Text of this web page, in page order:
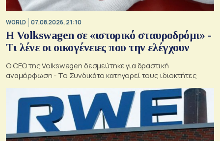
WORLD 07.08.2026, 21:10
Η Volkswagen σε «ιστορικό σταυροδρόμι» -
Τι λένε οι οικογένειες που την ελέγχουν
Ο CEO της Volkswagen δεσμεύτηκε για δραστική
αναμόρφωση - Το Συνδικάτο κατηγορεί τους ιδιοκτήτες